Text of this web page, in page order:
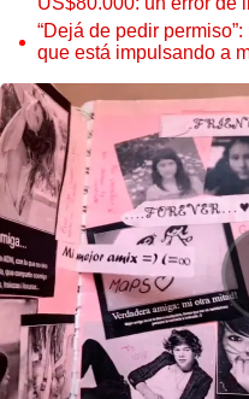
pieza única que hoy
mundo
“Dejá de pedir
que está impulsando a